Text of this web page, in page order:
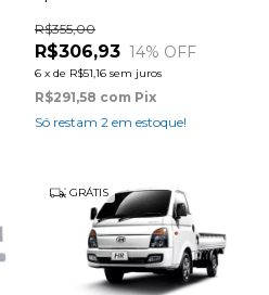
R$306,93
R$355,00
14% OFF
6 x de R$51,16 sem juros
R$291,58 com Pix
Só restam 2 em estoque!
GRÁTIS